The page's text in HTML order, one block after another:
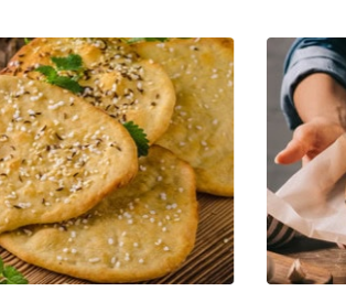
Salmão com crosta de
sésamo